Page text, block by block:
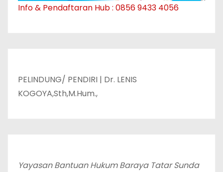
Info & Pendaftaran Hub : 0856 9433 4056
PELINDUNG/ PENDIRI | Dr. LENIS
KOGOYA,Sth,M.Hum.,
Yayasan Bantuan Hukum Baraya Tatar Sunda